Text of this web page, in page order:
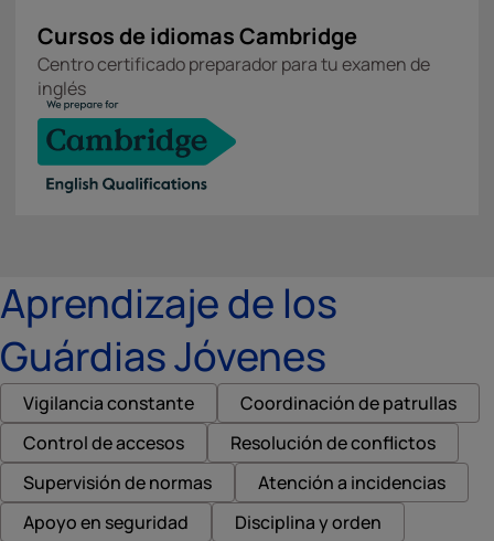
Cursos de idiomas Cambridge
Centro certificado preparador para tu examen de
inglés
Aprendizaje de los
Guárdias Jóvenes
Vigilancia constante
Coordinación de patrullas
Control de accesos
Resolución de conflictos
Supervisión de normas
Atención a incidencias
Apoyo en seguridad
Disciplina y orden